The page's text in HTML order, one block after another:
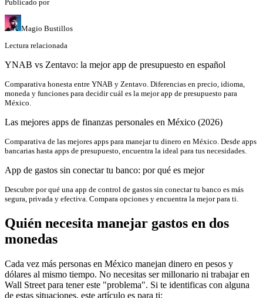
Publicado por
Magio Bustillos
Lectura relacionada
YNAB vs Zentavo: la mejor app de presupuesto en español
Comparativa honesta entre YNAB y Zentavo. Diferencias en precio, idioma,
moneda y funciones para decidir cuál es la mejor app de presupuesto para
México.
Las mejores apps de finanzas personales en México (2026)
Comparativa de las mejores apps para manejar tu dinero en México. Desde apps
bancarias hasta apps de presupuesto, encuentra la ideal para tus necesidades.
App de gastos sin conectar tu banco: por qué es mejor
Descubre por qué una app de control de gastos sin conectar tu banco es más
segura, privada y efectiva. Compara opciones y encuentra la mejor para ti.
Quién necesita manejar gastos en dos
monedas
Cada vez más personas en México manejan dinero en pesos y
dólares al mismo tiempo. No necesitas ser millonario ni trabajar en
Wall Street para tener este "problema". Si te identificas con alguna
de estas situaciones, este artículo es para ti: